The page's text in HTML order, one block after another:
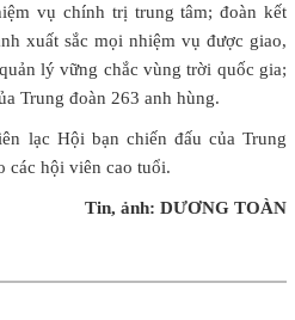
vụ chính trị trung tâm; đoàn kết
xuất sắc mọi nhiệm vụ được giao,
lý vững chắc vùng trời quốc gia;
Trung đoàn 263 anh hùng.
lạc Hội bạn chiến đấu của Trung
các hội viên cao tuổi.
Tin, ảnh: DƯƠNG TOÀN